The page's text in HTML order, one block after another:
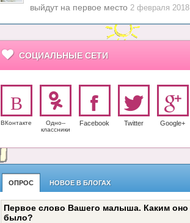
выйдут на первое место 2 февраля 2018
СОЦИАЛЬНЫЕ СЕТИ
ВКонтакте
Одно-­
класс­ники
Facebook Twitter Google+
ОПРОС НОВОЕ В БЛОГАХ